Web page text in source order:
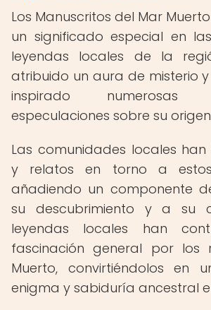
Los Manuscritos del Mar
un significado especial en
leyendas locales de la
atribuido un aura de misterio
inspirado
especulaciones sobre su
Las comunidades locales han
y relatos en torno a estos
añadiendo un componente
su descubrimiento y a su
leyendas locales han
fascinación general por los
Muerto, convirtiéndolos en
enigma y sabiduría ancestral